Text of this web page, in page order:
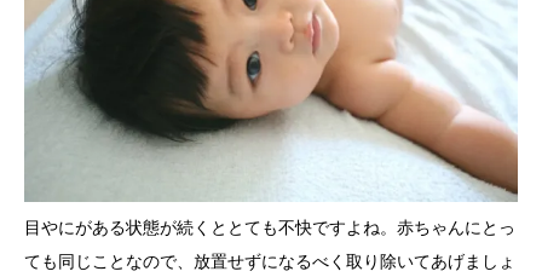
目やにがある状態が続くととても不快ですよね。赤ちゃんにとっ
ても同じことなので、放置せずになるべく取り除いてあげましょ